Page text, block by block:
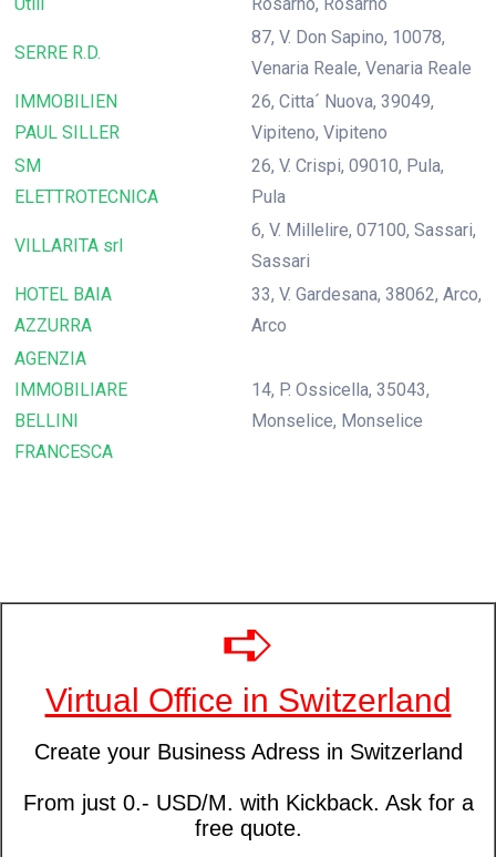
SERRE R.D.
87, V. Don Sapino, 10078,
Venaria Reale, Venaria Reale
IMMOBILIEN
PAUL SILLER
26, Citta´ Nuova, 39049,
Vipiteno, Vipiteno
SM
ELETTROTECNICA
26, V. Crispi, 09010, Pula,
Pula
VILLARITA srl
6, V. Millelire, 07100, Sassari,
Sassari
HOTEL BAIA
AZZURRA
33, V. Gardesana, 38062, Arco,
Arco
AGENZIA
IMMOBILIARE
BELLINI
FRANCESCA
14, P. Ossicella, 35043,
Monselice, Monselice